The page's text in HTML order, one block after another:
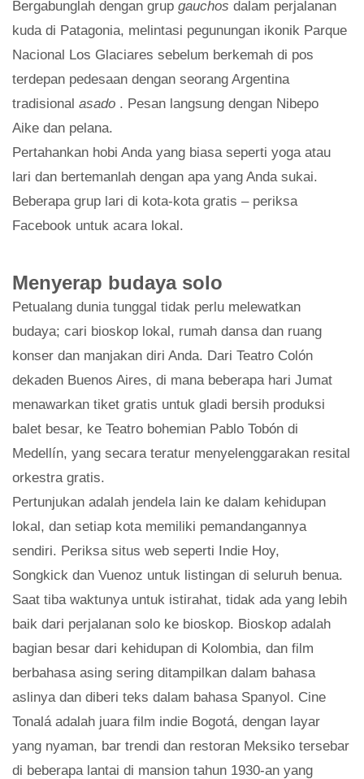
Bergabunglah dengan grup gauchos dalam perjalanan
kuda di Patagonia, melintasi pegunungan ikonik Parque
Nacional Los Glaciares sebelum berkemah di pos
terdepan pedesaan dengan seorang Argentina
tradisional asado . Pesan langsung dengan Nibepo
Aike dan pelana.
Pertahankan hobi Anda yang biasa seperti yoga atau
lari dan bertemanlah dengan apa yang Anda sukai.
Beberapa grup lari di kota-kota gratis – periksa
Facebook untuk acara lokal.
Menyerap budaya solo
Petualang dunia tunggal tidak perlu melewatkan
budaya; cari bioskop lokal, rumah dansa dan ruang
konser dan manjakan diri Anda. Dari Teatro Colón
dekaden Buenos Aires, di mana beberapa hari Jumat
menawarkan tiket gratis untuk gladi bersih produksi
balet besar, ke Teatro bohemian Pablo Tobón di
Medellín, yang secara teratur menyelenggarakan resital
orkestra gratis.
Pertunjukan adalah jendela lain ke dalam kehidupan
lokal, dan setiap kota memiliki pemandangannya
sendiri. Periksa situs web seperti Indie Hoy,
Songkick dan Vuenoz untuk listingan di seluruh benua.
Saat tiba waktunya untuk istirahat, tidak ada yang lebih
baik dari perjalanan solo ke bioskop. Bioskop adalah
bagian besar dari kehidupan di Kolombia, dan film
berbahasa asing sering ditampilkan dalam bahasa
aslinya dan diberi teks dalam bahasa Spanyol. Cine
Tonalá adalah juara film indie Bogotá, dengan layar
yang nyaman, bar trendi dan restoran Meksiko tersebar
di beberapa lantai di mansion tahun 1930-an yang